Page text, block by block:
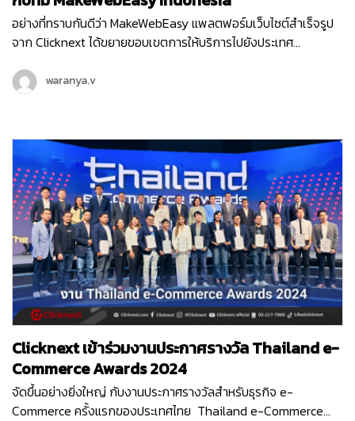
อย่างที่ทราบกันดีว่า MakeWebEasy แพลตฟอร์มเว็บไซต์สำเร็จรูป
จาก Clicknext ได้ขยายขอบเขตการให้บริการไปยังประเทศ
และการลงทุนดาวเด่นของ South East Asia ตั้งแต่เดือนกุมภาพันธ์
ปี 2564 จนปัจจุบันเข้าปีที่ 3 ทีม MakeWebEasy Indonesia ของเรา
15,000…
waranya.v
Clicknext เข้าร่วมงานประกาศรางวัล Thailand e-
Commerce Awards 2024
จัดขึ้นอย่างยิ่งใหญ่ กับงานประกาศรางวัลสำหรับธุรกิจ e-
Commerce ครั้งแรกของประเทศไทย Thailand e-Commerce